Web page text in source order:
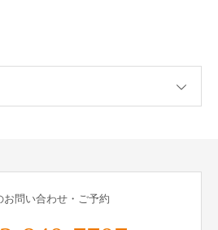
お問い合わせ・ご予約